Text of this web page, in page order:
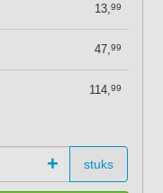
13,99
47,99
114,99
+ stuks